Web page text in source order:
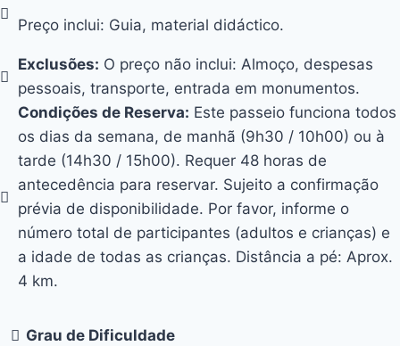
Preço inclui: Guia, material didáctico.
Exclusões: O preço não inclui: Almoço, despesas
pessoais, transporte, entrada em monumentos.
Condições de Reserva: Este passeio funciona todos
os dias da semana, de manhã (9h30 / 10h00) ou à
tarde (14h30 / 15h00). Requer 48 horas de
antecedência para reservar. Sujeito a confirmação
prévia de disponibilidade. Por favor, informe o
número total de participantes (adultos e crianças) e
a idade de todas as crianças. Distância a pé: Aprox.
4 km.
Grau de Dificuldade